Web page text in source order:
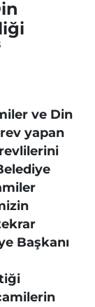
ve Din
yapan
Başkanı